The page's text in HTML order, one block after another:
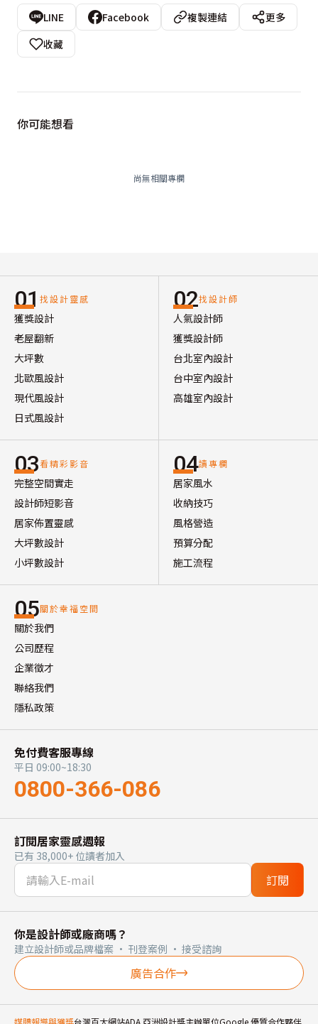
LINE Facebook 複製連結
更多
收藏
你可能想看
尚無相關專欄
01 找設計靈感
獲獎設計
老屋翻新
大坪數
北歐風設計
現代風設計
日式風設計
02找設計師
人氣設計師
獲獎設計師
台北室內設計
台中室內設計
高雄室內設計
03看精彩影音
完整空間實走
設計師短影音
居家佈置靈感
大坪數設計
小坪數設計
04讀專欄
居家風水
收納技巧
風格營造
預算分配
施工流程
05關於幸福空間
關於我們
公司歷程
企業徵才
聯絡我們
隱私政策
免付費客服專線
平日 09:00~18:30
0800-366-086
訂閱居家靈感週報
已有 38,000+ 位讀者加入
訂閱
你是設計師或廠商嗎？
建立設計師或品牌檔案 · 刊登案例 · 接受諮詢
廣告合作
媒體報導與獲獎台灣百大網站ADA 亞洲設計獎主辦單位Google 優質合作夥伴